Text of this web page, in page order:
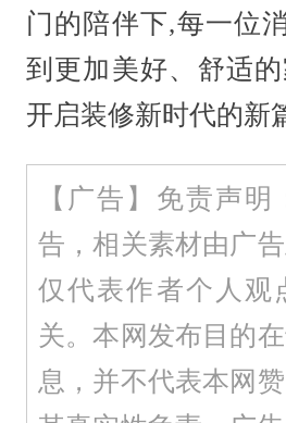
门的陪伴下,每一位
到更加美好、舒适
开启装修新时代的新
【广告】免责声
告，相关素材由广
仅代表作者个人观
关。本网发布目的
息，并不代表本网